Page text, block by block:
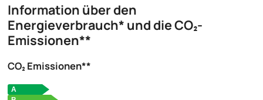
Information über den
Energieverbrauch* und die CO₂-
Emissionen**
CO₂ Emissionen**